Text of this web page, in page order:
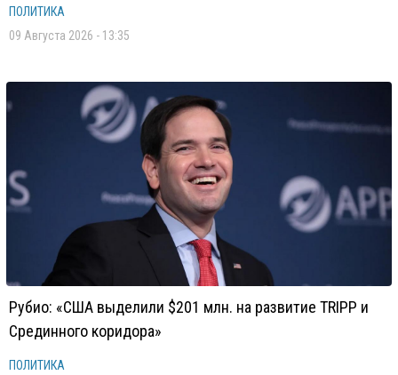
ПОЛИТИКА
09 Августа 2026 - 13:35
Рубио: «США выделили $201 млн. на развитие TRIPP и
Срединного коридора»
ПОЛИТИКА